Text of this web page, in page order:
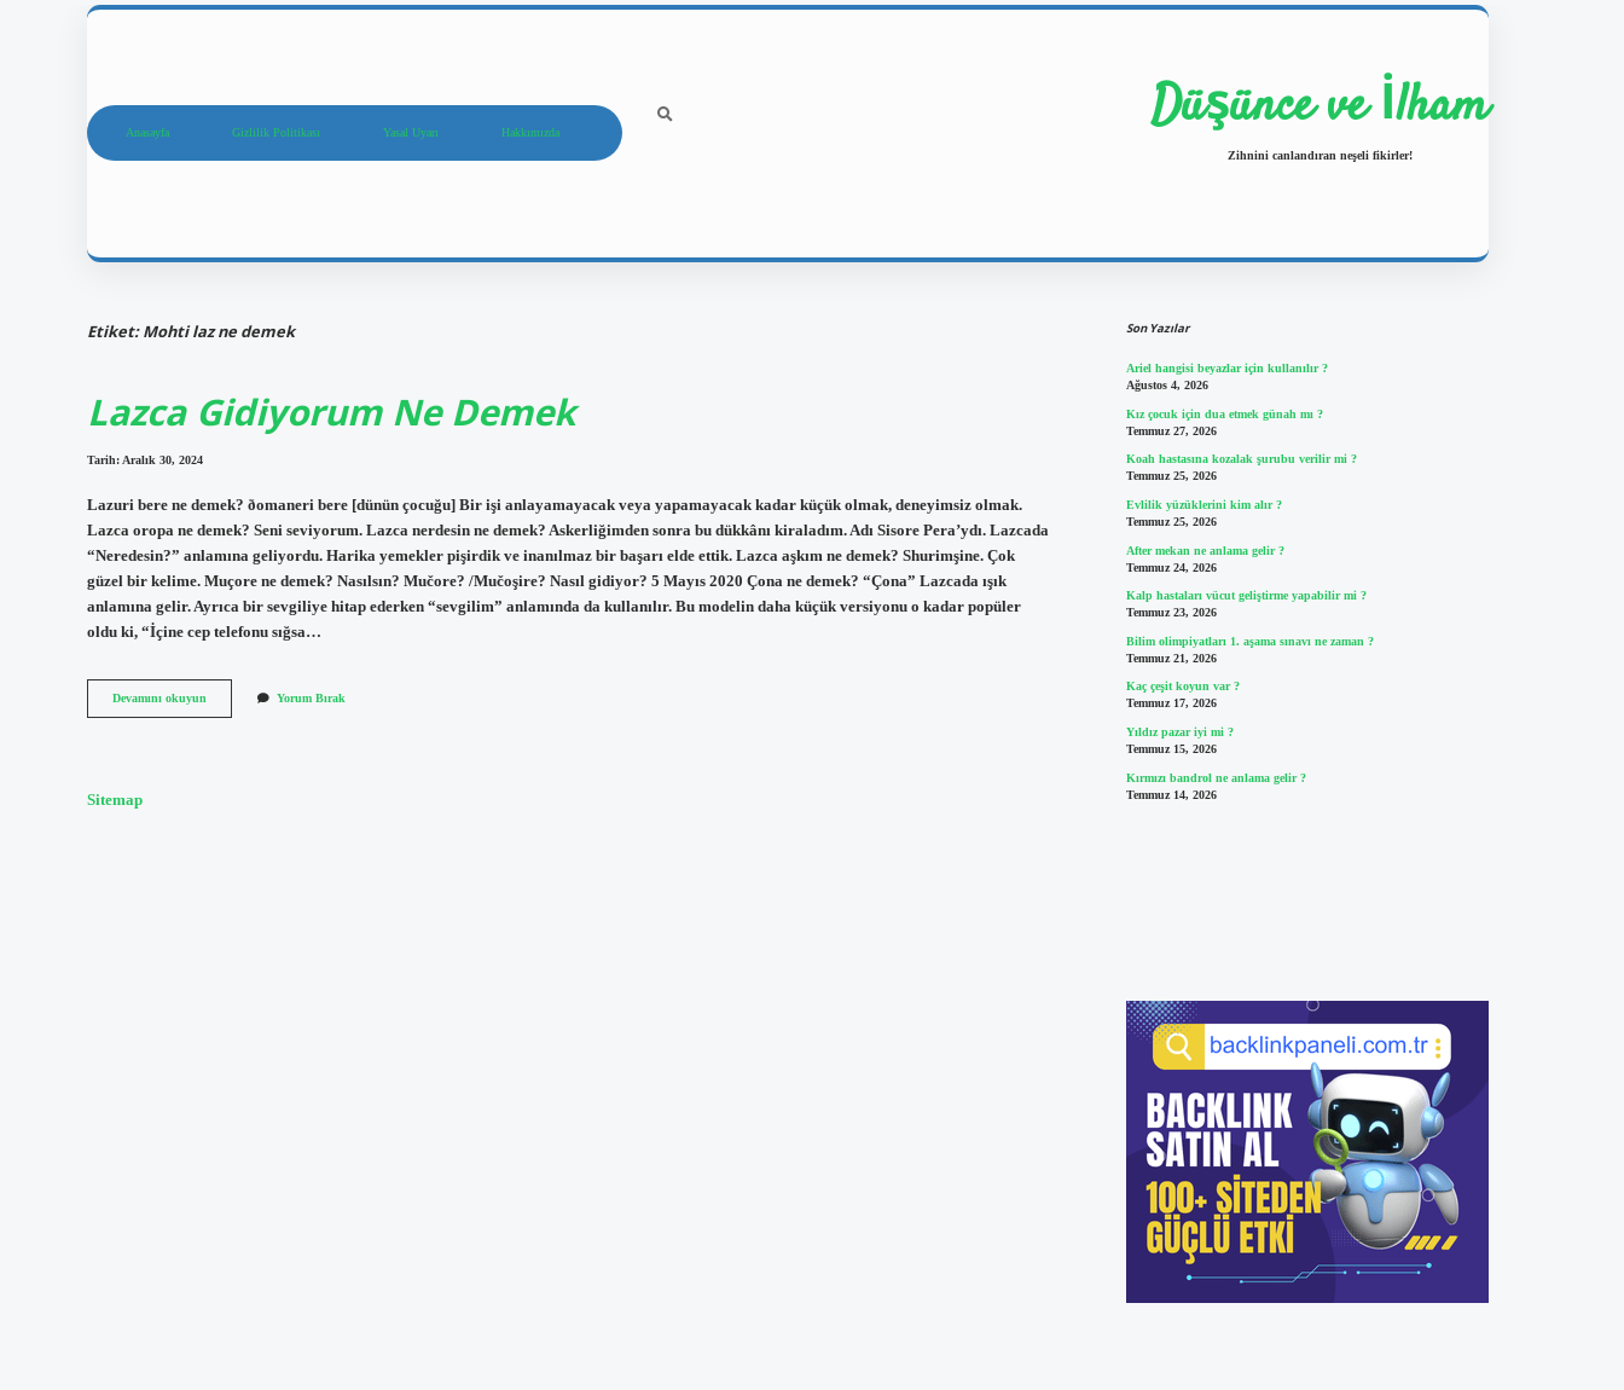
Anasayfa Gizlilik Politikası Yasal Uyarı Hakkımızda Düşünce ve İlham
Zihnini canlandıran neşeli fikirler!
Etiket:Mohti laz ne demek
Lazca Gidiyorum Ne Demek
Tarih: Aralık 30, 2024
Lazuri bere ne demek? ðomaneri bere [dünün çocuğu] Bir işi anlayamayacak veya yapamayacak kadar küçük olmak, deneyimsiz olmak.
Lazca oropa ne demek? Seni seviyorum. Lazca nerdesin ne demek? Askerliğimden sonra bu dükkânı kiraladım. Adı Sisore Pera’ydı. Lazcada
“Neredesin?” anlamına geliyordu. Harika yemekler pişirdik ve inanılmaz bir başarı elde ettik. Lazca aşkım ne demek? Shurimşine. Çok
güzel bir kelime. Muçore ne demek? Nasılsın? Mučore? /Mučoşire? Nasıl gidiyor? 5 Mayıs 2020 Çona ne demek? “Çona” Lazcada ışık
anlamına gelir. Ayrıca bir sevgiliye hitap ederken “sevgilim” anlamında da kullanılır. Bu modelin daha küçük versiyonu o kadar popüler
oldu ki, “İçine cep telefonu sığsa…
Devamını okuyun
Gidiyorum
Yorum Bırak
Sitemap
Son Yazılar
Ariel hangisi beyazlar için kullanılır ?
Ağustos 4, 2026
Kız çocuk için dua etmek günah mı ?
Temmuz 27, 2026
Koah hastasına kozalak şurubu verilir mi ?
Temmuz 25, 2026
Evlilik yüzüklerini kim alır ?
Temmuz 25, 2026
After mekan ne anlama gelir ?
Temmuz 24, 2026
Kalp hastaları vücut geliştirme yapabilir mi ?
Temmuz 23, 2026
Bilim olimpiyatları 1. aşama sınavı ne zaman ?
Temmuz 21, 2026
Kaç çeşit koyun var ?
Temmuz 17, 2026
Yıldız pazar iyi mi ?
Temmuz 15, 2026
Kırmızı bandrol ne anlama gelir ?
Temmuz 14, 2026